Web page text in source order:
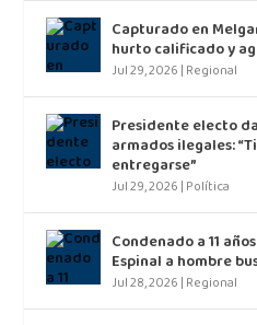
Capturado en
hurto calificado y
Jul 29, 2026 | Regional
Presidente electo
armados ilegales:
entregarse”
Jul 29, 2026 | Política
Condenado a 11
Espinal a hombre
Jul 28, 2026 | Regional